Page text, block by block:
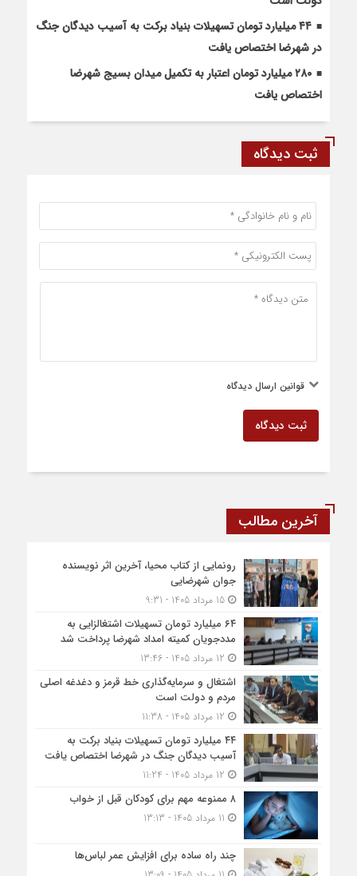
۴۴ میلیارد تومان تسهیلات بنیاد برکت به آسیب دیدگان جنگ
در شهرضا اختصاص یافت
۲۸۰ میلیارد تومان اعتبار به تکمیل میدان بسیج شهرضا
اختصاص یافت
ثبت دیدگاه
قوانین ارسال دیدگاه
ثبت دیدگاه
آخرین مطالب
رونمایی از کتاب محیا، آخرین اثر نویسنده
جوان شهرضایی
15 مرداد 1405 - 9:31
۶۴ میلیارد تومان تسهیلات اشتغالزایی به
مددجویان کمیته امداد شهرضا پرداخت شد
اشتغال و سرمایه‌گذاری خط قرمز و دغدغه اصلی
مردم و دولت است
۴۴ میلیارد تومان تسهیلات بنیاد برکت به
آسیب دیدگان جنگ در شهرضا اختصاص یافت
۸ ممنوعه مهم برای کودکان قبل از خواب
چند راه ساده برای افزایش عمر لباس‌ها